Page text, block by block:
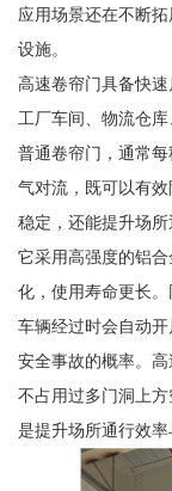
应用场景还在不断
设施。
高速卷帘门具备快
工厂车间、物流仓
普通卷帘门，通常
气对流，既可以有
稳定，还能提升场所
它采用高强度的铝
化，使用寿命更长
车辆经过时会自动
安全事故的概率。
不占用过多门洞上
是提升场所通行效率